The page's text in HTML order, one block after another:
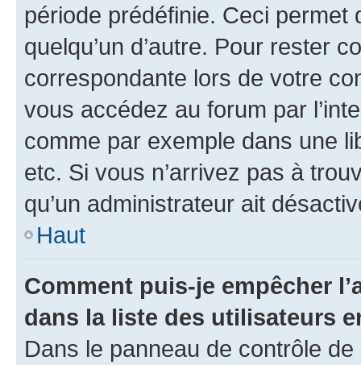
période prédéfinie. Ceci permet
quelqu’un d’autre. Pour rester
correspondante lors de votre
vous accédez au forum par
comme par exemple dans une
etc. Si vous n’arrivez pas à
qu’un administrateur ait
Haut
Comment puis-je empêcher
dans la liste des utilisateurs
Dans le panneau de contrôle